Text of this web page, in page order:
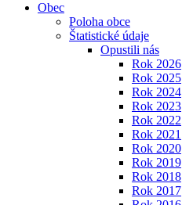
Obec
Poloha obce
Štatistické údaje
Opustili nás
Rok 2026
Rok 2025
Rok 2024
Rok 2023
Rok 2022
Rok 2021
Rok 2020
Rok 2019
Rok 2018
Rok 2017